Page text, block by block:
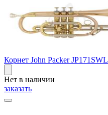
Корнет John Packer JP171SWL
Нет в наличии
заказать